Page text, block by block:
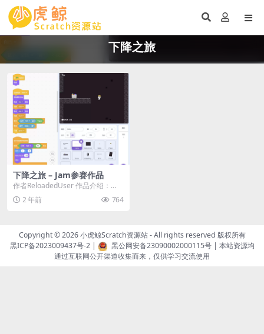
下降之旅
下降之旅 – Jam参赛作品
作者ReloadedUser 作品介绍：
《下降之旅 》是一款紧张刺激的像
素风格...
2 年前 764
Copyright © 2026小虎鲸Scratch资源站- All rights reserved 版权所有
黑ICP备2023009437号-2| 黑公网安备23090002000115号| 本站资源均
通过互联网公开渠道收集而来，仅供学习交流使用